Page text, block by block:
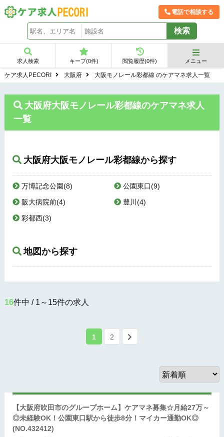
電話で相談する
求人検索 キープ(0件) 閲覧履歴(0件) メニュー
ケア求人PECORI 大阪府 大阪モノレール彩都線 のケアマネ求人一覧
大阪府大阪モノレール彩都線のケアマネ求人
一覧
大阪府大阪モノレール彩都線から探す
万博記念公園(8)
公園東口(9)
阪大病院前(4)
豊川(4)
彩都西(3)
地図から探す
16件中 / 1～15件の求人
1 2
【大阪府吹田市のグループホーム】ケアマネ募集☆月給27万～
◎未経験OK！公園東口駅から徒歩8分！マイカー通勤OK◎
(NO.432412)